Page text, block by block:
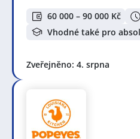
60 000 – 90 000 Kč
Vhodné také pro
Zveřejněno: 4. srpna